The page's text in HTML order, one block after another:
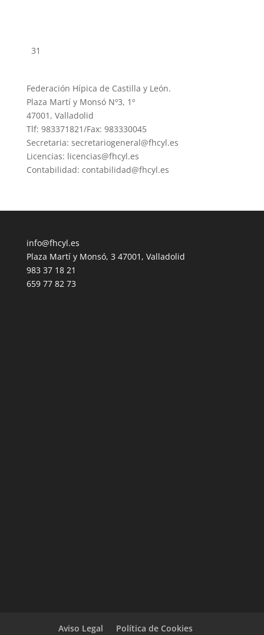
31
Federación Hípica de Castilla y León.
Plaza Martí y Monsó Nº3, 1º
47001, Valladolid
Tlf: 983371821/Fax: 983330045
Secretaria: secretariogeneral@fhcyl.es
Licencias: licencias@fhcyl.es
Contabilidad: contabilidad@fhcyl.es
info@fhcyl.es
Plaza Martí y Monsó, 3 47001, Valladolid
983 37 18 21
659 77 82 73
Aviso Legal
Política de Cookies